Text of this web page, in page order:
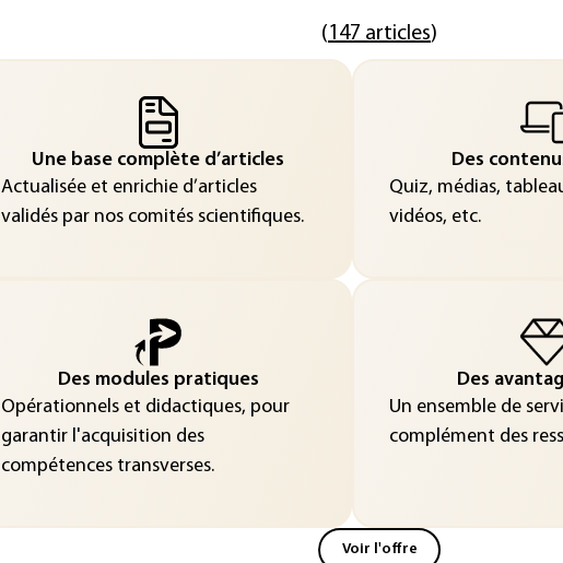
(147 articles)
Une base complète d’articles
Actualisée et enrichie d’articles
validés par nos comités scientifiques.
Des
Quiz, médias,
vidéos, etc.
Des modules pratiques
Opérationnels et didactiques, pour
garantir l'acquisition des
compétences transverses.
Des
Un ensemble de
complément des
Voir l'offre